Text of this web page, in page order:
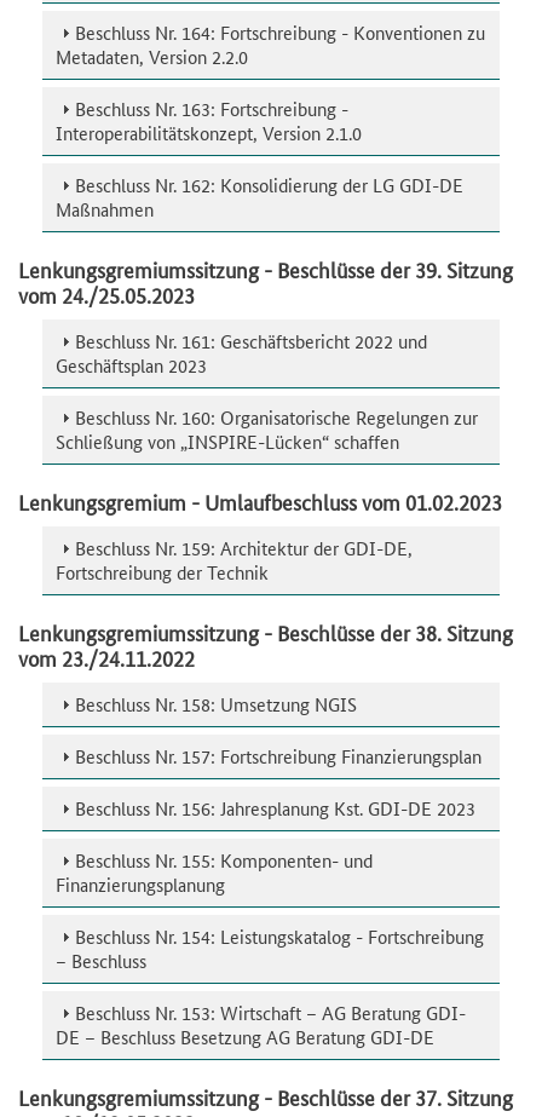
Beschluss Nr. 164: Fortschreibung - Konventionen zu
Metadaten, Version 2.2.0
Beschluss Nr. 163: Fortschreibung -
Interoperabilitätskonzept, Version 2.1.0
Beschluss Nr. 162: Konsolidierung der LG GDI-DE
Maßnahmen
Lenkungsgremiumssitzung - Beschlüsse der 39. Sitzung
vom 24./25.05.2023
Beschluss Nr. 161: Geschäftsbericht 2022 und
Geschäftsplan 2023
Beschluss Nr. 160: Organisatorische Regelungen zur
Schließung von „INSPIRE-Lücken“ schaffen
Lenkungsgremium - Umlaufbeschluss vom 01.02.2023
Beschluss Nr. 159: Architektur der GDI-DE,
Fortschreibung der Technik
Lenkungsgremiumssitzung - Beschlüsse der 38. Sitzung
vom 23./24.11.2022
Beschluss Nr. 158: Umsetzung NGIS
Beschluss Nr. 157: Fortschreibung Finanzierungsplan
Beschluss Nr. 156: Jahresplanung Kst. GDI-DE 2023
Beschluss Nr. 155: Komponenten- und
Finanzierungsplanung
Beschluss Nr. 154: Leistungskatalog - Fortschreibung
– Beschluss
Beschluss Nr. 153: Wirtschaft – AG Beratung GDI-
DE – Beschluss Besetzung AG Beratung GDI-DE
Lenkungsgremiumssitzung - Beschlüsse der 37. Sitzung